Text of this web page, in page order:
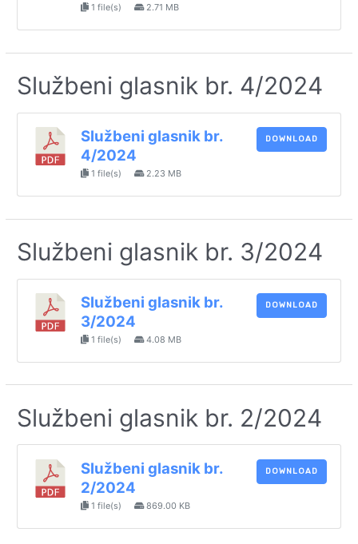
1 file(s) 2.71 MB
Službeni glasnik br. 4/2024
Službeni glasnik br.
4/2024
1 file(s) 2.23 MB
DOWNLOAD
Službeni glasnik br. 3/2024
Službeni glasnik br.
3/2024
1 file(s) 4.08 MB
DOWNLOAD
Službeni glasnik br. 2/2024
Službeni glasnik br.
2/2024
1 file(s) 869.00 KB
DOWNLOAD